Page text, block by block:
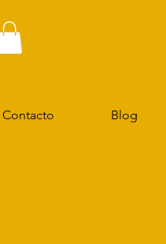
Contacto Blog